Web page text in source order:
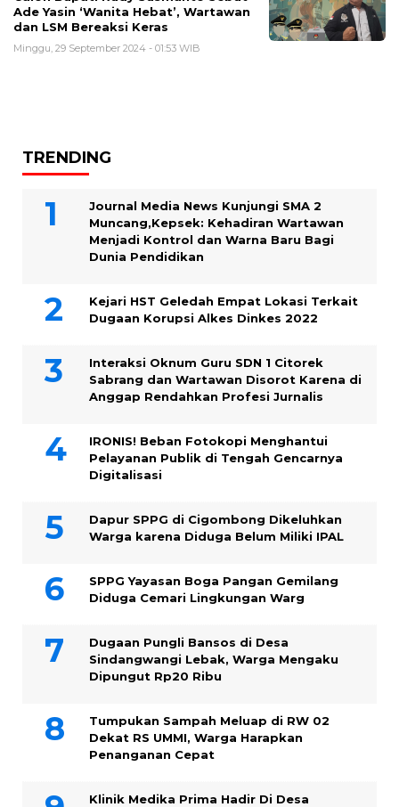
Ade Yasin ‘Wanita Hebat’, Wartawan
dan LSM Bereaksi Keras
Minggu, 29 September 2024 - 01:53 WIB
TRENDING
Journal Media News Kunjungi SMA 2
Muncang,Kepsek: Kehadiran Wartawan
Menjadi Kontrol dan Warna Baru Bagi
Dunia Pendidikan
Kejari HST Geledah Empat Lokasi Terkait
Dugaan Korupsi Alkes Dinkes 2022
Interaksi Oknum Guru SDN 1 Citorek
Sabrang dan Wartawan Disorot Karena di
Anggap Rendahkan Profesi Jurnalis
IRONIS! Beban Fotokopi Menghantui
Pelayanan Publik di Tengah Gencarnya
Digitalisasi
Dapur SPPG di Cigombong Dikeluhkan
Warga karena Diduga Belum Miliki IPAL
SPPG Yayasan Boga Pangan Gemilang
Diduga Cemari Lingkungan Warg
Dugaan Pungli Bansos di Desa
Sindangwangi Lebak, Warga Mengaku
Dipungut Rp20 Ribu
Tumpukan Sampah Meluap di RW 02
Dekat RS UMMI, Warga Harapkan
Penanganan Cepat
Klinik Medika Prima Hadir Di Desa